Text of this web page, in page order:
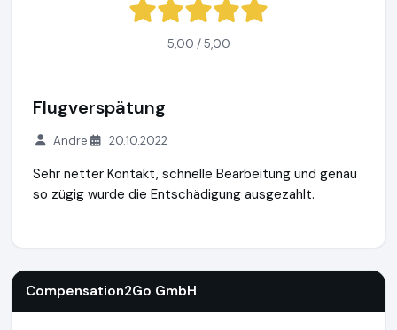
5,00 / 5,00
Flugverspätung
Andre 20.10.2022
Sehr netter Kontakt, schnelle Bearbeitung und genau
so zügig wurde die Entschädigung ausgezahlt.
Compensation2Go GmbH